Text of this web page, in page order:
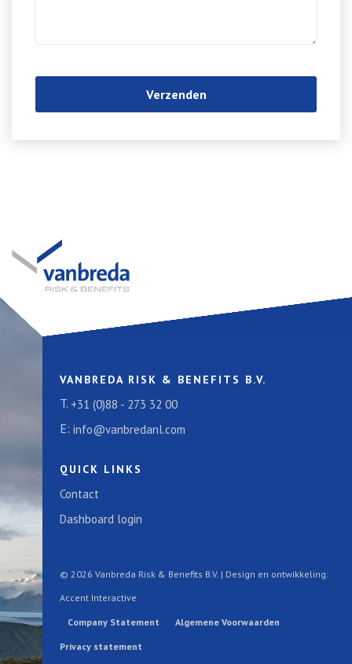
VANBREDA RISK & BENEFITS B.V.
T. +31 (0)88 - 273 32 00
E: info@vanbredanl.com
QUICK LINKS
Contact
Dashboard login
© 2026 Vanbreda Risk & Benefits B.V. | Design en ontwikkeling:
Accent Interactive
Company Statement Algemene Voorwaarden
Privacy statement